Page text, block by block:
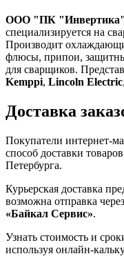
ООО "ПК "Инвертика"
специализируется на
Производит
флюсы, припои,
для сварщиков.
Kemppi, Lincoln Electric,
Доставка
Покупатели интернет-
способ доставки
Петербурга.
Курьерская доставка
возможна отправка через
«Байкал Сервис».
Узнать стоимость и
используя онлайн-